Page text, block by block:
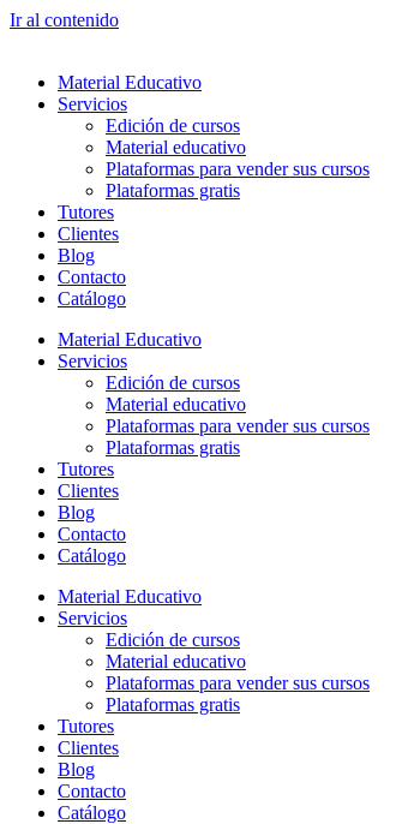
Ir al contenido
Material Educativo
Servicios
Edición de cursos
Material educativo
Plataformas para vender sus cursos
Plataformas gratis
Tutores
Clientes
Blog
Contacto
Catálogo
Material Educativo
Servicios
Edición de cursos
Material educativo
Plataformas para vender sus cursos
Plataformas gratis
Tutores
Clientes
Blog
Contacto
Catálogo
Material Educativo
Servicios
Edición de cursos
Material educativo
Plataformas para vender sus cursos
Plataformas gratis
Tutores
Clientes
Blog
Contacto
Catálogo